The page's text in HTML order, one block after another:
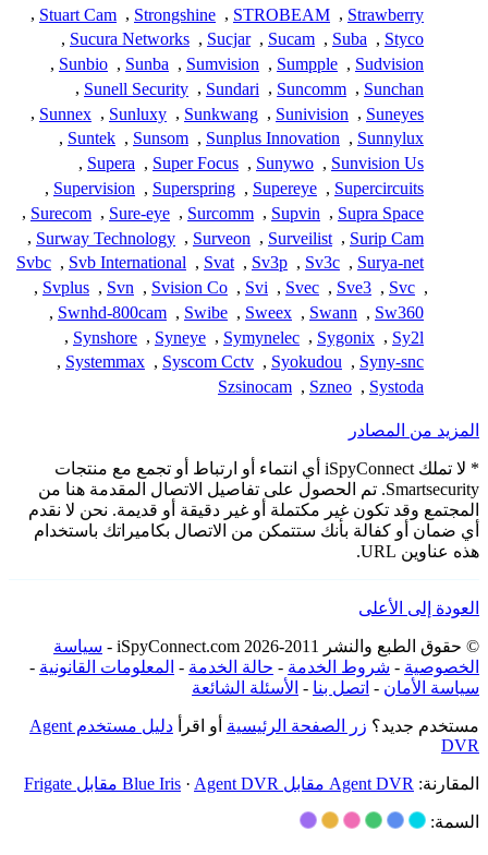
Strawberry
,
STROBEAM
,
Strongshine
,
Stuart Cam
,
Styco
,
Suba
,
Sucam
,
Sucjar
,
Sucura Networks
,
Sudvision
,
Sumpple
,
Sumvision
,
Sunba
,
Sunbio
,
Sunchan
,
Suncomm
,
Sundari
,
Sunell Security
,
Suneyes
,
Sunivision
,
Sunkwang
,
Sunluxy
,
Sunnex
,
Sunnylux
,
Sunplus Innovation
,
Sunsom
,
Suntek
,
Sunvision Us
,
Sunywo
,
Super Focus
,
Supera
,
Supercircuits
,
Supereye
,
Superspring
,
Supervision
,
Supra Space
,
Supvin
,
Surcomm
,
Sure-eye
,
Surecom
,
Surip Cam
,
Surveilist
,
Surveon
,
Surway Technology
,
Surya-net
,
Sv3c
,
Sv3p
,
Svat
,
Svb International
,
Svbc
,
Svc
,
Sve3
,
Svec
,
Svi
,
Svision Co
,
Svn
,
Svplus
,
Sw360
,
Swann
,
Sweex
,
Swibe
,
Swnhd-800cam
,
Sy2l
,
Sygonix
,
Symynelec
,
Syneye
,
Synshore
,
Syny-snc
,
Syokudou
,
Syscom Cctv
,
Systemmax
,
Systoda
,
Szneo
,
Szsinocam
المزيد من المصادر
* لا تملك iSpyConnect أي انتماء أو ارتباط أو تجمع مع منتجات
Smartsecurity. تم الحصول على تفاصيل الاتصال المقدمة هنا من
المجتمع وقد تكون غير مكتملة أو غير دقيقة أو قديمة. نحن لا نقدم
أي ضمان أو كفالة بأنك ستتمكن من الاتصال بكاميراتك باستخدام
هذه عناوين URL.
العودة إلى الأعلى
© حقوق الطبع والنشر 2011-2026 iSpyConnect.com -
سياسة
الخصوصية - شروط الخدمة - حالة الخدمة - المعلومات القانونية -
سياسة الأمان - اتصل بنا - الأسئلة الشائعة
مستخدم جديد؟ زر الصفحة الرئيسية أو اقرأ
دليل مستخدم Agent
DVR
المقارنة: Agent DVR مقابل Blue Iris · Agent DVR مقابل Frigate
السمة: